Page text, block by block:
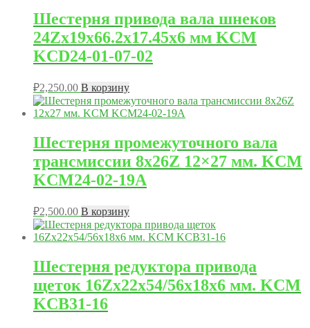
Шестерня привода вала шнеков
24Zх19х66.2х17.45х6 мм KCM
KCD24-01-07-02
₽2,250.00 В корзину
Шестерня промежуточного вала
трансмиссии 8x26Z 12×27 мм. KCM
KCM24-02-19A
₽2,500.00 В корзину
Шестерня редуктора привода
щеток 16Zx22x54/56x18x6 мм. KCM
KCB31-16